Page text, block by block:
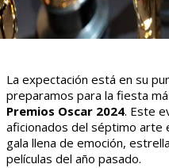
La expectación está en su
preparamos para la fiesta
Premios Oscar 2024. Este
aficionados del séptimo arte
gala llena de emoción,
películas del año pasado.